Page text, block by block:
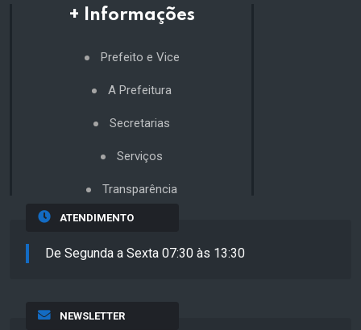
+ Informações
Prefeito e Vice
A Prefeitura
Secretarias
Serviços
Transparência
ATENDIMENTO
De Segunda a Sexta 07:30 às 13:30
NEWSLETTER